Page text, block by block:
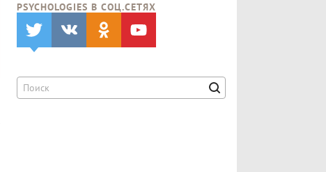
PSYCHOLOGIES В CОЦ.СЕТЯХ